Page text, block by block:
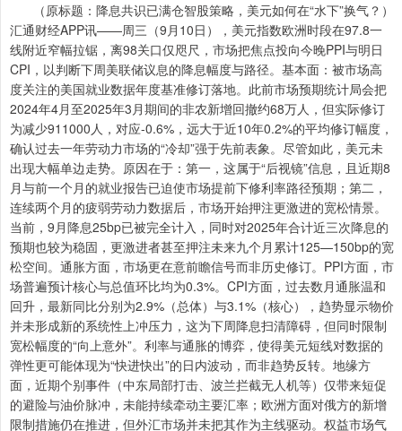
（原标题：降息共识已满仓智股策略，美元如何在“水下”换气？）
汇通财经APP讯——周三（9月10日），美元指数欧洲时段在97.8一
线附近窄幅拉锯，离98关口仅咫尺，市场把焦点投向今晚PPI与明日
CPI，以判断下周美联储议息的降息幅度与路径。基本面：被市场高
度关注的美国就业数据年度基准修订落地。此前市场预期统计局会把
2024年4月至2025年3月期间的非农新增回撤约68万人，但实际修订
为减少911000人，对应-0.6%，远大于近10年0.2%的平均修订幅度，
确认过去一年劳动力市场的“冷却”强于先前表象。尽管如此，美元未
出现大幅单边走势。原因在于：第一，这属于“后视镜”信息，且近期8
月与前一个月的就业报告已迫使市场提前下修利率路径预期；第二，
连续两个月的疲弱劳动力数据后，市场开始押注更激进的宽松情景。
当前，9月降息25bp已被完全计入，同时对2025年合计近三次降息的
预期也较为稳固，更激进者甚至押注未来九个月累计125—150bp的宽
松空间。通胀方面，市场更在意前瞻信号而非历史修订。PPI方面，市
场普遍预计核心与总值环比均为0.3%。CPI方面，过去数月通胀温和
回升，最新同比分别为2.9%（总体）与3.1%（核心），趋势显示物价
并未形成新的系统性上冲压力，这为下周降息扫清障碍，但同时限制
宽松幅度的“向上意外”。利率与通胀的博弈，使得美元短线对数据的
弹性更可能体现为“快进快出”的日内波动，而非趋势反转。地缘方
面，近期个别事件（中东局部打击、波兰拦截无人机等）仅带来短促
的避险与油价脉冲，未能持续牵动主要汇率；欧洲方面对俄方的新增
限制措施仍在推进，但外汇市场并未把其作为主线驱动。权益市场气